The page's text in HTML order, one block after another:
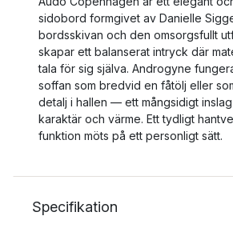
sidobord formgivet av Danielle
bordsskivan och den omsorgsfullt
skapar ett balanserat intryck där
tala för sig själva. Androgyne
soffan som bredvid en fåtölj eller
detalj i hallen — ett mångsidigt
karaktär och värme. Ett tydligt
funktion möts på ett personligt sätt.
Specifikation